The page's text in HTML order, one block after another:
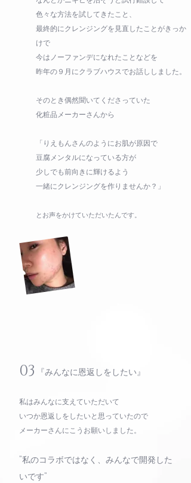
色々な方法を試してきたこと、
最終的にクレンジングを見直したことがきっか
けで
今はノーファンデになれたことなどを
​昨年の９月にクラブハウスでお話ししました。
そのとき偶然聞いてくださっていた
化粧品メーカーさんから
「りえもんさんのようにお肌が原因で
豆腐メンタルになっている方が
少しでも前向きに輝けるよう
一緒にクレンジングを作りませんか？」
​とお声をかけていただいたんです。
03 『みんなに恩返しをしたい』
私はみんなに支えていただいて
いつか恩返しをしたいと思っていたので
メーカーさんにこうお願いしました。
”私のコラボではなく、みんなで開発した
いです”